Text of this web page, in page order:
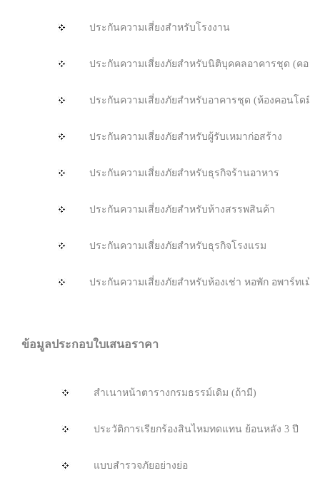
ประกันความเสี่ยงสำหรับโรงงาน
ประกันความเสี่ยงภัยสำหรับนิติบุคคลอาคารชุด (คอน
ประกันความเสี่ยงภัยสำหรับอาคารชุด (ห้องคอนโดมิเ
ประกันความเสี่ยงภัยสำหรับผู้รับเหมาก่อสร้าง
ประกันความเสี่ยงภัยสำหรับธุรกิจร้านอาหาร
ประกันความเสี่ยงภัยสำหรับห้างสรรพสินค้า
ประกันความเสี่ยงภัยสำหรับธุรกิจโรงแรม
ประกันความเสี่ยงภัยสำหรับห้องเช่า หอพัก อพาร์ทเม้น
ข้อมูลประกอบใบเสนอราคา
สำเนาหน้าตารางกรมธรรม์เดิม (ถ้ามี)
ประวัติการเรียกร้องสินไหมทดแทน ย้อนหลัง 3 ปี
แบบสำรวจภัยอย่างย่อ